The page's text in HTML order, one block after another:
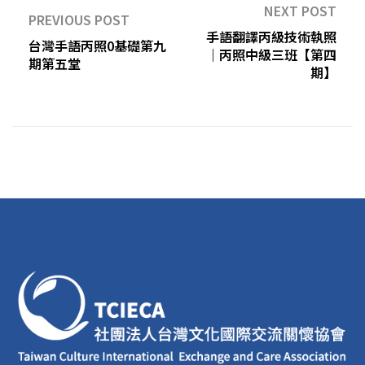
PREVIOUS POST
台灣手語丙照0基礎第九
期第五堂
NEXT POST
手語翻譯丙級技術執照
｜丙照中級三班【第四
期】